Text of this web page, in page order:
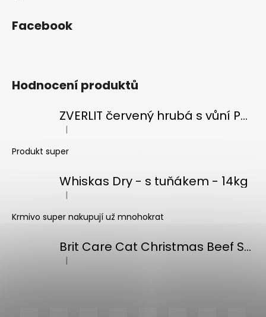
u
Facebook
Hodnocení produktů
ZVERLIT červený hrubá s vůní Podestýlka kočka 10kg
Hodnocení produktu je 5 z 5 hvězdiček.
|
Produkt super
Whiskas Dry - s tuňákem - 14kg
Hodnocení produktu je 5 z 5 hvězdiček.
|
Krmivo super nakupují už mnohokrat
Brit Care Cat Christmas Beef Soup 75g
Hodnocení produktu je 5 z 5 hvězdiček.
|